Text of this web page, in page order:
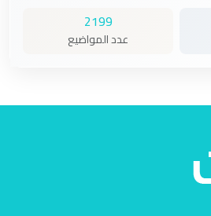
2199
عدد المواضيع